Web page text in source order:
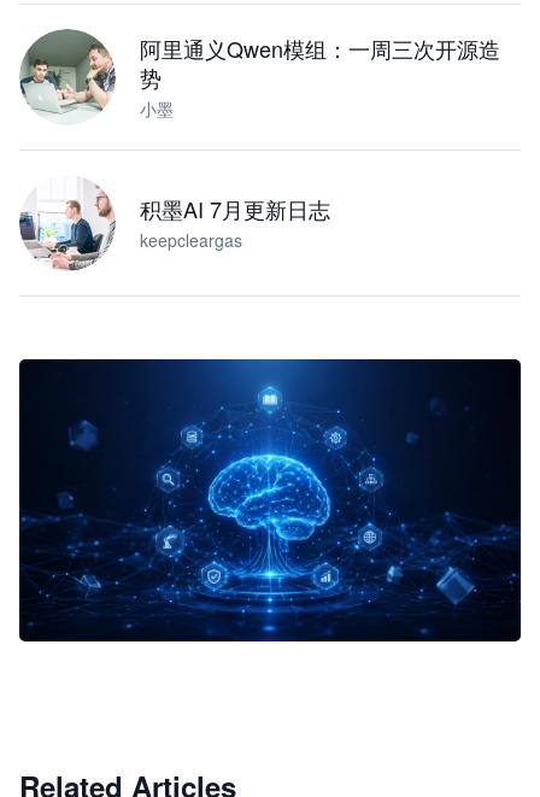
阿里通义Qwen模组：一周三次开源造
势
小墨
积墨AI 7月更新日志
keepcleargas
Related Articles